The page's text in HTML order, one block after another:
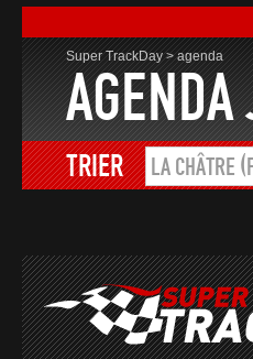
Super TrackDay>agenda
TRIER LA CHÂTRE